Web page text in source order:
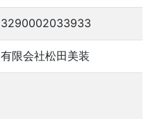
3290002033933
有限会社松田美装